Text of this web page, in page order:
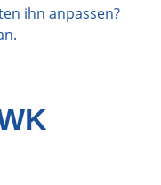
ihn anpassen?